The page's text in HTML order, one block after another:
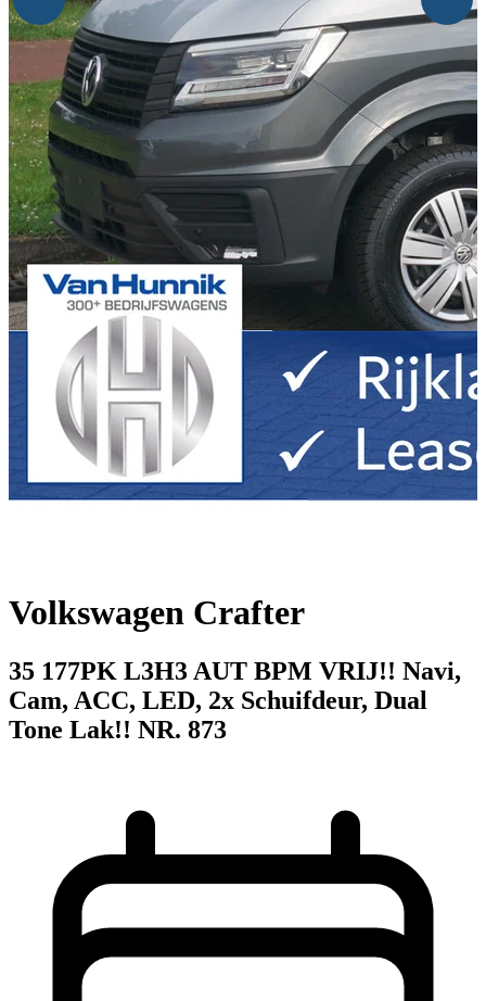
Volkswagen Crafter
35 177PK L3H3 AUT BPM VRIJ!! Navi,
Cam, ACC, LED, 2x Schuifdeur, Dual
Tone Lak!! NR. 873